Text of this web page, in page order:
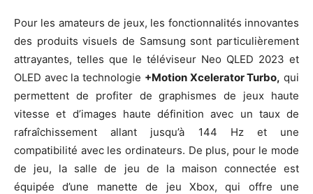
Pour les amateurs de jeux, les fonctionnalités innovantes
des produits visuels de Samsung sont particulièrement
attrayantes, telles que le téléviseur Neo QLED 2023 et
OLED avec la technologie +Motion Xcelerator Turbo, qui
permettent de profiter de graphismes de jeux haute
vitesse et d’images haute définition avec un taux de
rafraîchissement allant jusqu’à 144 Hz et une
compatibilité avec les ordinateurs. De plus, pour le mode
de jeu, la salle de jeu de la maison connectée est
équipée d’une manette de jeu Xbox, qui offre une